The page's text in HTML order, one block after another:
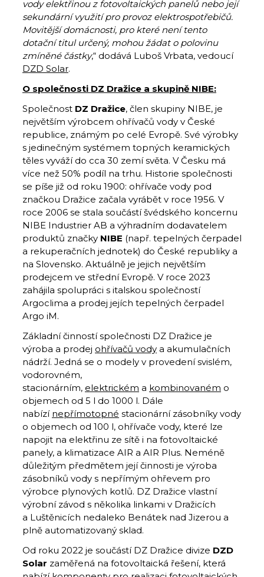
vody elektřinou z fotovoltaických panelů nebo její
sekundární využití pro provoz elektrospotřebičů.
Movitější domácnosti, pro které není tento
dotační titul určený, mohou žádat o polovinu
zmíněné částky,“ dodává Luboš Vrbata, vedoucí
DZD Solar.
O společnosti DZ Dražice a skupině NIBE:
Společnost DZ Dražice, člen skupiny NIBE, je
největším výrobcem ohřívačů vody v České
republice, známým po celé Evropě. Své výrobky
s jedinečným systémem topných keramických
těles vyváží do cca 30 zemí světa. V Česku má
více než 50% podíl na trhu. Historie společnosti
se píše již od roku 1900: ohřívače vody pod
značkou Dražice začala vyrábět v roce 1956. V
roce 2006 se stala součástí švédského koncernu
NIBE Industrier AB a výhradním dodavatelem
produktů značky NIBE (např. tepelných čerpadel
a rekuperačních jednotek) do České republiky a
na Slovensko. Aktuálně je jejich největším
prodejcem ve střední Evropě. V roce 2023
zahájila spolupráci s italskou společností
Argoclima a prodej jejích tepelných čerpadel
Argo iM.
Základní činností společnosti DZ Dražice je
výroba a prodej ohřívačů vody a akumulačních
nádrží. Jedná se o modely v provedení svislém,
vodorovném,
stacionárním, elektrickém a kombinovaném o
objemech od 5 l do 1000 l. Dále
nabízí nepřímotopné stacionární zásobníky vody
o objemech od 100 l, ohřívače vody, které lze
napojit na elektřinu ze sítě i na fotovoltaické
panely, a klimatizace AIR a AIR Plus. Neméně
důležitým předmětem její činnosti je výroba
zásobníků vody s nepřímým ohřevem pro
výrobce plynových kotlů. DZ Dražice vlastní
výrobní závod s několika linkami v Dražicích
a Luštěnicích nedaleko Benátek nad Jizerou a
plně automatizovaný sklad.
Od roku 2022 je součástí DZ Dražice divize DZD
Solar zaměřená na fotovoltaická řešení, která